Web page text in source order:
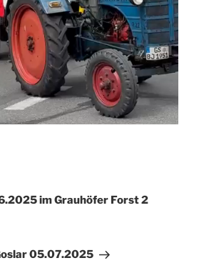
im Grauhöfer Forst 2
05.07.2025